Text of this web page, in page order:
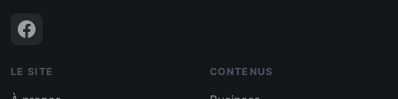
LE SITE CONTENUS